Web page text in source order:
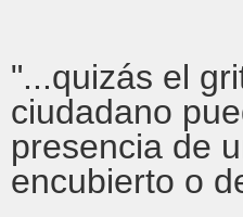
"...quizás el
ciudadano
presencia de
encubierto o